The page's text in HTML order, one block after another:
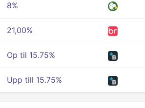
8%
21,00%
Op til 15.75%
Upp till 15.75%